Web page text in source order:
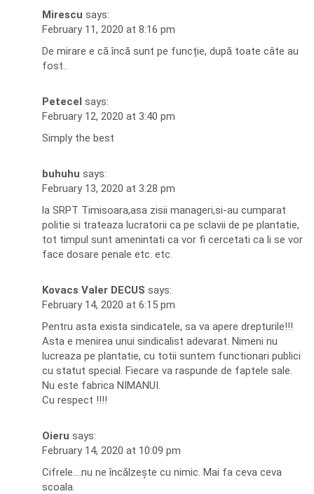
Mirescu says:
February 11, 2020 at 8:16 pm
De mirare e că încă sunt pe funcție, după toate câte au
fost..
Petecel says:
February 12, 2020 at 3:40 pm
Simply the best
buhuhu says:
February 13, 2020 at 3:28 pm
la SRPT Timisoara,asa zisii manageri,si-au cumparat
politie si trateaza lucratorii ca pe sclavii de pe plantatie,
tot timpul sunt amenintati ca vor fi cercetati ca li se vor
face dosare penale etc. etc.
Kovacs Valer DECUS says:
February 14, 2020 at 6:15 pm
Pentru asta exista sindicatele, sa va apere drepturile!!!
Asta e menirea unui sindicalist adevarat. Nimeni nu
lucreaza pe plantatie, cu totii suntem functionari publici
cu statut special. Fiecare va raspunde de faptele sale.
Nu este fabrica NIMANUI.
Cu respect !!!!
Oieru says:
February 14, 2020 at 10:09 pm
Cifrele….nu ne încălzește cu nimic. Mai fa ceva ceva
scoala.